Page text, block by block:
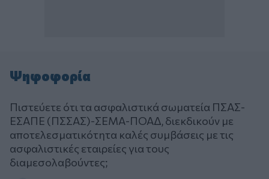
Ψηφοφορία
Πιστεύετε ότι τα ασφαλιστικά σωματεία ΠΣΑΣ-
ΕΣΑΠΕ (ΠΣΣΑΣ)-ΣΕΜΑ-ΠΟΑΔ, διεκδικούν με
αποτελεσματικότητα καλές συμβάσεις με τις
ασφαλιστικές εταιρείες για τους
διαμεσολαβούντες;